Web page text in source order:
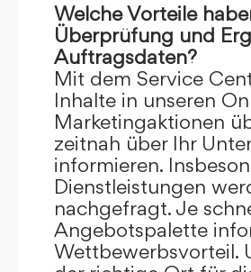
Welche Vorteile
Überprüfung und
Auftragsdaten?
Mit dem Service
Inhalte in unseren
Marketingaktionen
zeitnah über Ihr
informieren.
Dienstleistungen
nachgefragt. Je
Angebotspalette
Wettbewerbsvorteil.